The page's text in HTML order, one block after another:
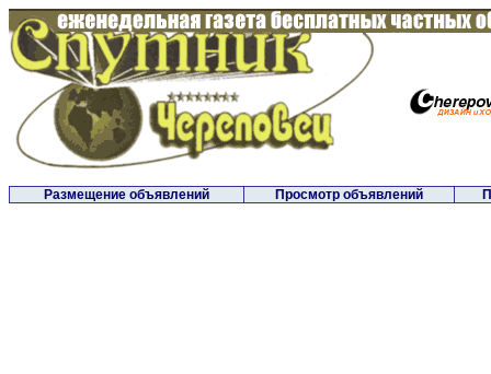
Размещение объявлений Просмотр объявлений